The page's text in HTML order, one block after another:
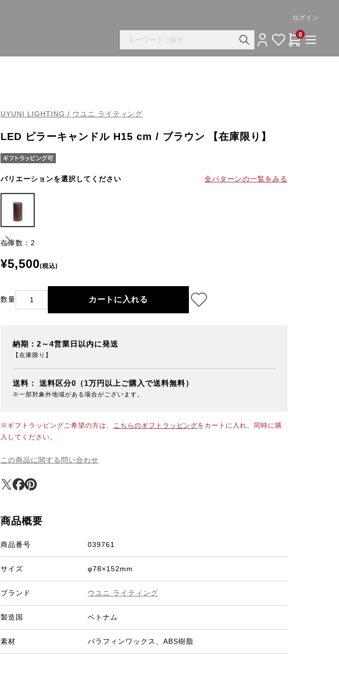
ログイン
0
UYUNI LIGHTING / ウユニ ライティング
LED ピラーキャンドル H15 cm / ブラウン 【在庫限り】
バリエーションを選択してください 全パターンの一覧をみる
在庫数：2
¥5,500(税込)
数量 カートに入れる
納期：2～4営業日以内に発送
【在庫限り】
送料： 送料区分0（1万円以上ご購入で送料無料）
※一部対象外地域がある場合がございます。
※ギフトラッピングご希望の方は、 こちらのギフトラッピングをカートに入れ、同時に購
入してください。
この商品に関する問い合わせ
商品概要
商品番号 039761
サイズ φ78×152mm
ブランド ウユニ ライティング
製造国 ベトナム
素材 パラフィンワックス、ABS樹脂